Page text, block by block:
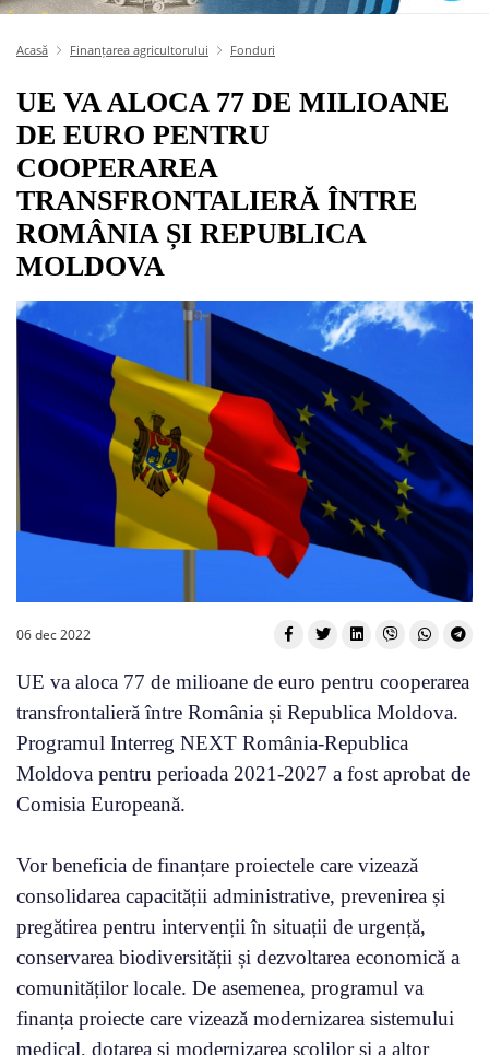
Acasă Finanțarea agricultorului Fonduri
UE VA ALOCA 77 DE MILIOANE
DE EURO PENTRU
COOPERAREA
TRANSFRONTALIERĂ ÎNTRE
ROMÂNIA ȘI REPUBLICA
MOLDOVA
06 dec 2022
UE va aloca 77 de milioane de euro pentru cooperarea
transfrontalieră între România și Republica Moldova.
Programul Interreg NEXT România-Republica
Moldova pentru perioada 2021-2027 a fost aprobat de
Comisia Europeană.
Vor beneficia de finanțare proiectele care vizează
consolidarea capacității administrative, prevenirea și
pregătirea pentru intervenții în situații de urgență,
conservarea biodiversității și dezvoltarea economică a
comunităților locale. De asemenea, programul va
finanța proiecte care vizează modernizarea sistemului
medical, dotarea și modernizarea școlilor și a altor